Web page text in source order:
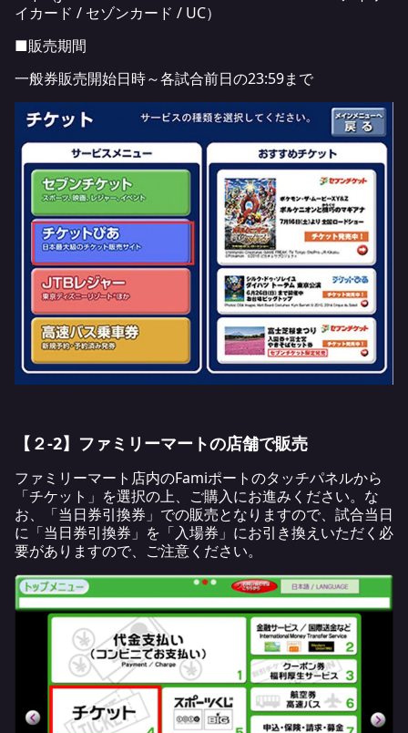
イカード / セゾンカード / UC）
■販売期間
一般券販売開始日時～各試合前日の23:59まで
【２-2】ファミリーマートの店舗で販売
ファミリーマート店内のFamiポートのタッチパネルから
「チケット」を選択の上、ご購入にお進みください。な
お、「当日券引換券」での販売となりますので、試合当日
に「当日券引換券」を「入場券」にお引き換えいただく必
要がありますので、ご注意ください。